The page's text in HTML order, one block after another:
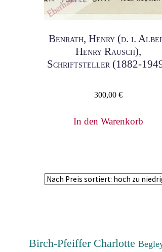
Benrath, Henry (d. i.
Henry Rausch),
Schriftsteller (1882-
300,00€
In den Warenkorb
Birch-Pfeiffer Charlotte